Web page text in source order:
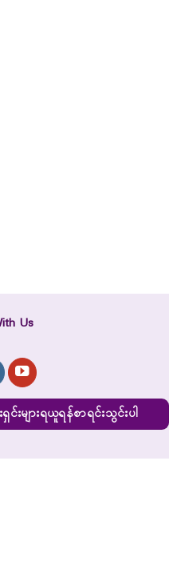
Us
င်းများရယူရန်စာရင်းသွင်းပါ